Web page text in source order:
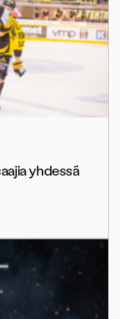
yhdessä